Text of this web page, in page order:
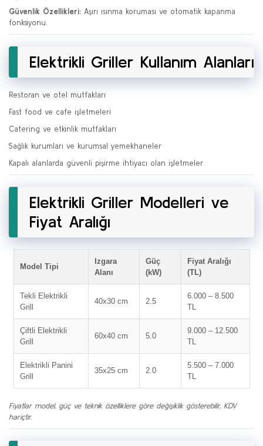
Güvenlik Özellikleri: Aşırı ısınma koruması ve otomatik kapanma
fonksiyonu.
Elektrikli Griller Kullanım Alanları
Restoran ve otel mutfakları
Fast food ve cafe işletmeleri
Catering ve etkinlik mutfakları
Sağlık kurumları ve kurumsal yemekhaneler
Kapalı alanlarda güvenli pişirme ihtiyacı olan işletmeler
Elektrikli Griller Modelleri ve
Fiyat Aralığı
Model Tipi
Izgara
Alanı
Güç
(kW)
Fiyat Aralığı
(TL)
Tekli Elektrikli
Grill
40x30 cm 2.5
6.000 – 8.500
TL
Çiftli Elektrikli
Grill
60x40 cm 5.0
9.000 – 12.500
TL
Elektrikli Panini
Grill
35x25 cm 2.0
5.500 – 7.000
TL
Fiyatlar model, güç ve teknik özelliklere göre değişiklik gösterebilir, KDV
hariçtir.